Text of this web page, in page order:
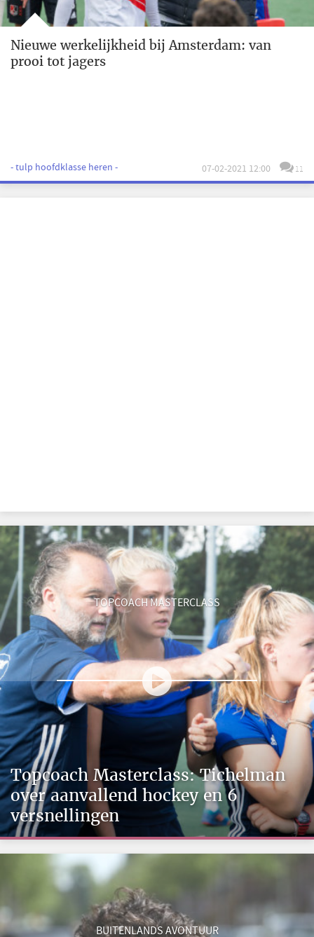
Nieuwe werkelijkheid bij Amsterdam: van
prooi tot jagers
- tulp hoofdklasse heren - 07-02-2021 12:00 11
TOPCOACH MASTERCLASS
Topcoach Masterclass: Tichelman
over aanvallend hockey en 6
versnellingen
BUITENLANDS AVONTUUR